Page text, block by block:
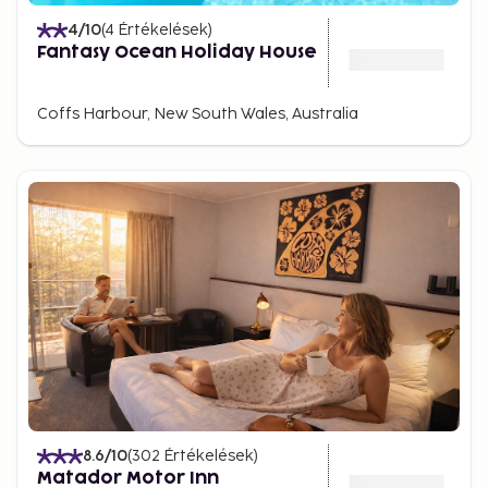
4/10(4 Értékelések)
Fantasy Ocean Holiday House
Coffs Harbour, New South Wales, Australia
8.6/10(302 Értékelések)
Matador Motor Inn